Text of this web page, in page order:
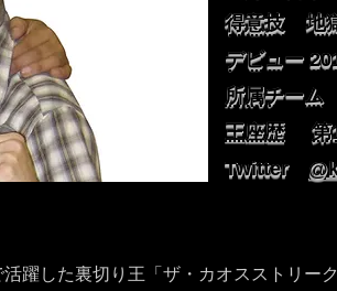
得意技 地
デビュ
所属チー
王座歴 第
Twitter
躍した裏切り王「ザ・カオスストリー